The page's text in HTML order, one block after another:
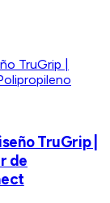
TruGrip |
de